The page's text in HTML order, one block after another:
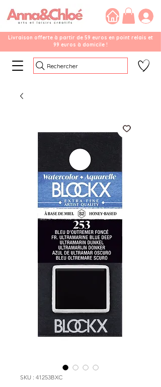
Livraison offerte à partir de 59 euros en point relais et
99 euros à domicile !
Rechercher
SKU : 41253BXC